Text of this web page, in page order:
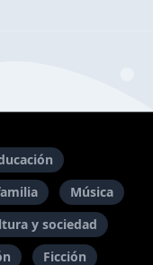
Música
y sociedad
Ficción